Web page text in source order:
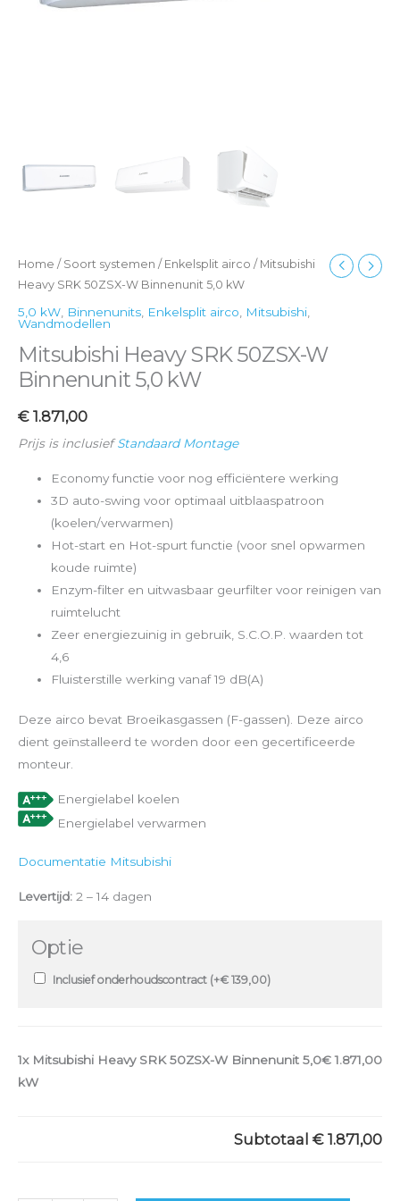
Home / Soort systemen / Enkelsplit airco / Mitsubishi
Heavy SRK 50ZSX-W Binnenunit 5,0 kW
5,0 kW, Binnenunits, Enkelsplit airco, Mitsubishi,
Wandmodellen
Mitsubishi Heavy SRK 50ZSX-W
Binnenunit 5,0 kW
€ 1.871,00
Prijs is inclusiefStandaard Montage
Economy functie voor nog efficiëntere werking
3D auto-swing voor optimaal uitblaaspatroon
(koelen/verwarmen)
Hot-start en Hot-spurt functie (voor snel opwarmen
koude ruimte)
Enzym-filter en uitwasbaar geurfilter voor reinigen van
ruimtelucht
Zeer energiezuinig in gebruik, S.C.O.P. waarden tot
4,6
Fluisterstille werking vanaf 19 dB(A)
Deze airco bevat Broeikasgassen (F-gassen). Deze airco
dient geïnstalleerd te worden door een gecertificeerde
monteur.
Energielabel koelen
Energielabel verwarmen
Documentatie Mitsubishi
Levertijd: 2 – 14 dagen
Optie
Inclusief onderhoudscontract (+€ 139,00)
1x Mitsubishi Heavy SRK 50ZSX-W Binnenunit 5,0
kW
€ 1.871,00
Subtotaal € 1.871,00